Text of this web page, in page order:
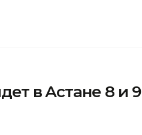
в Астане 8 и 9